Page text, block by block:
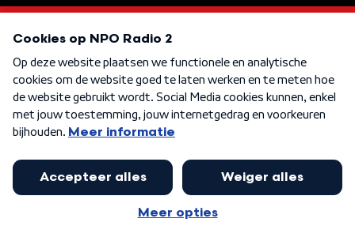
OOK VAN BLONDIE
The Tide Is High
KEN JE DEZE NOG
Waterloo Sunset
KEN JE DEZE NOG
Holiday Rap